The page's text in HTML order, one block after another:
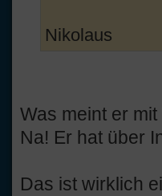
Nikolaus
Was meint er
Na! Er hat über
Das ist wirklich